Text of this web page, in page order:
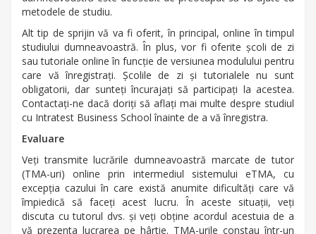
metodele de studiu.
Alt tip de sprijin vă va fi oferit, în principal, online în timpul
studiului dumneavoastră. În plus, vor fi oferite școli de zi
sau tutoriale online în funcție de versiunea modulului pentru
care vă înregistrați. Școlile de zi și tutorialele nu sunt
obligatorii, dar sunteți încurajați să participați la acestea.
Contactați-ne dacă doriți să aflați mai multe despre studiul
cu Intratest Business School înainte de a vă înregistra.
Evaluare
Veți transmite lucrările dumneavoastră marcate de tutor
(TMA-uri) online prin intermediul sistemului eTMA, cu
excepția cazului în care există anumite dificultăți care vă
împiedică să faceți acest lucru. În aceste situații, veți
discuta cu tutorul dvs. și veți obține acordul acestuia de a
vă prezenta lucrarea pe hârtie. TMA-urile constau într-un